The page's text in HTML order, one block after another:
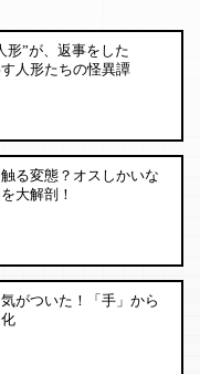
形”が、返事をした
人形たちの怪異譚
る変態？オスしかいな
大解剖！
がついた！「手」から